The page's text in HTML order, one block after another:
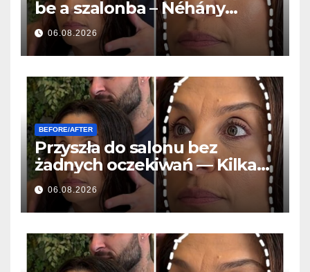
be a szalonba – Néhány
órával később mindenki
ugyanazt kérdezte
06.08.2026
BEFORE/AFTER
Przyszła do salonu bez
żadnych oczekiwań — Kilka
godzin później wszyscy
zadawali to samo pytanie
06.08.2026